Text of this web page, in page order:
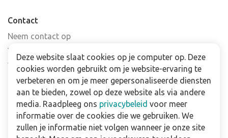
Contact
Neem contact op
Veelgestelde vragen
Verkooppunten
Nieuwsbrief
Zakelijk
Downloads
Deze website slaat cookies op je computer op. Deze
cookies worden gebruikt om je website-ervaring te
verbeteren en om je meer gepersonaliseerde diensten
aan te bieden, zowel op deze website als via andere
media. Raadpleeg ons privacybeleid voor meer
informatie over de cookies die we gebruiken. We
zullen je informatie niet volgen wanneer je onze site